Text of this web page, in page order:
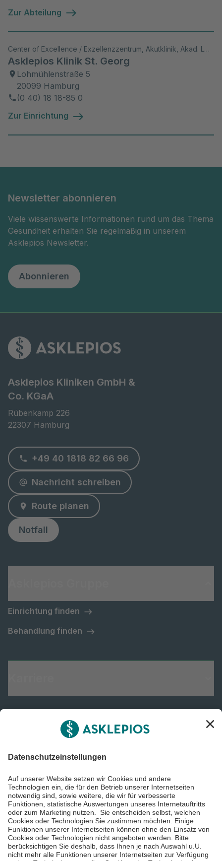
Zur Abteilung
Center of Excellence / Exzellenzzentrum, Akutklinik, Akad. Lehrkrankenhaus, Wiss. Aktivitäten
Asklepios Klinik St. Georg
Lohmühlenstraße 5
20099 Hamburg
(0 40) 18 18-85 0
Zur Einrichtung
Newsletter abonnieren
Viele wissenswerte Informationen rund um das Thema
Gesundheit erhalten Sie regelmäßig in unserem
Asklepios Newsletter.
Abonnieren
Asklepios Kliniken GmbH &
Co. KGaA
Rübenkamp 226
22307 Hamburg
+49 40 1818 82 66 96
Nachricht schreiben
Route planen
Notfall
Einrichtung finden
Behandlung finden
Informiert bleiben
Impressum
Datenschutzinformationen